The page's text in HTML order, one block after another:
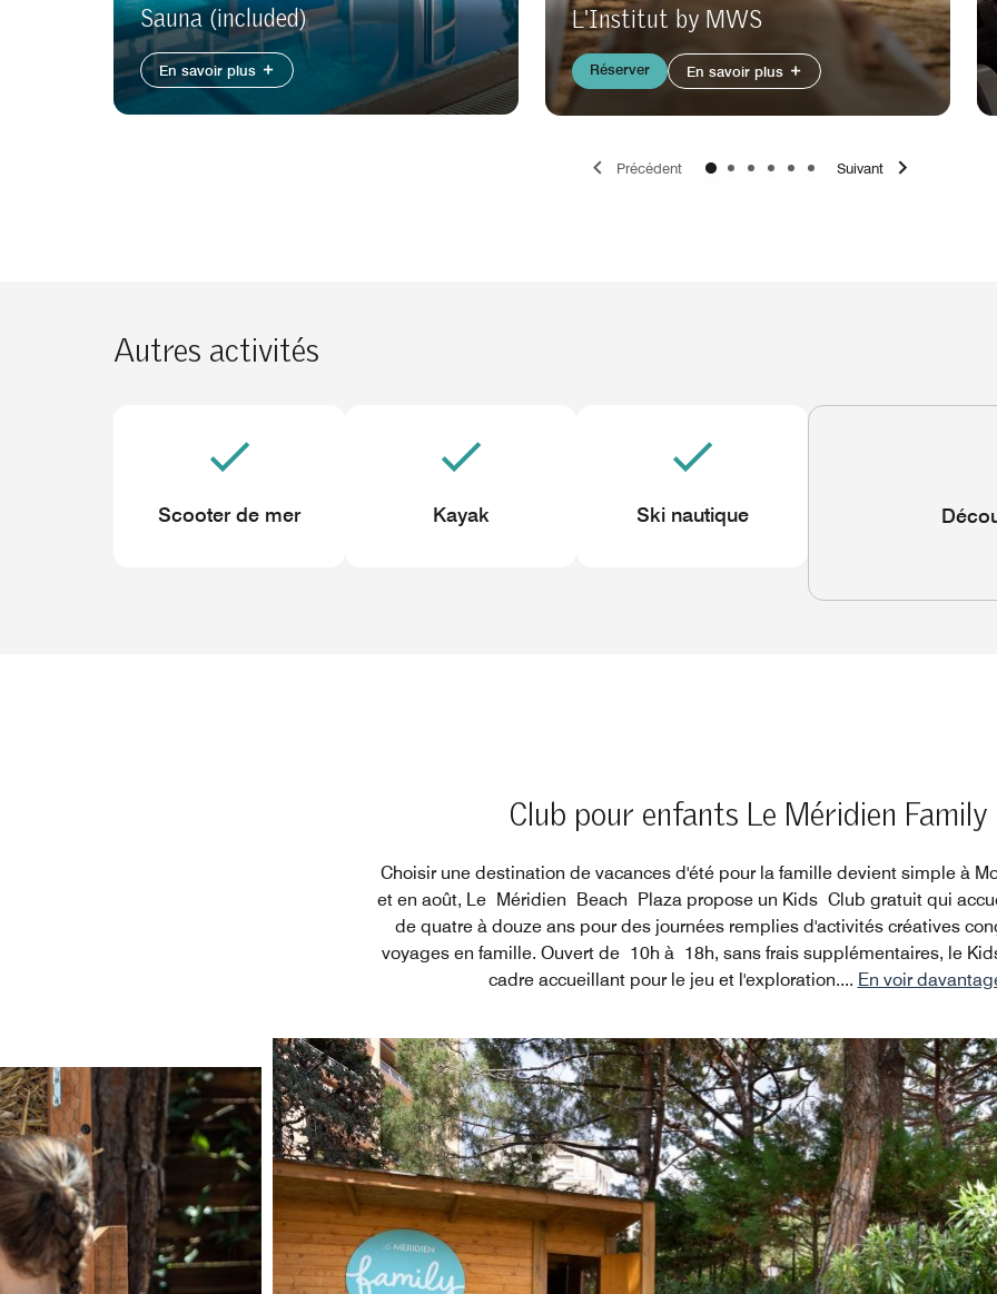
Sauna (included)
En savoir plus
L'Institut by MWS
Réserver En savoir plus
Précédent Suivant
Autres activités
Scooter de mer Kayak Ski nautique
Club pour enfants Le Méridien Family
Choisir une destination de vacances d'été pour la famille devient simple à
et en août, Le Méridien Beach Plaza propose un Kids Club gratuit qui
de quatre à douze ans pour des journées remplies d'activités créatives
voyages en famille. Ouvert de 10h à 18h, sans frais supplémentaires, le
cadre accueillant pour le jeu et l'exploration.... En voir